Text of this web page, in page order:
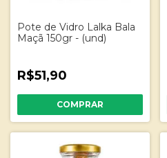
Pote de Vidro Lalka Bala
Maçã 150gr - (und)
R$51,90